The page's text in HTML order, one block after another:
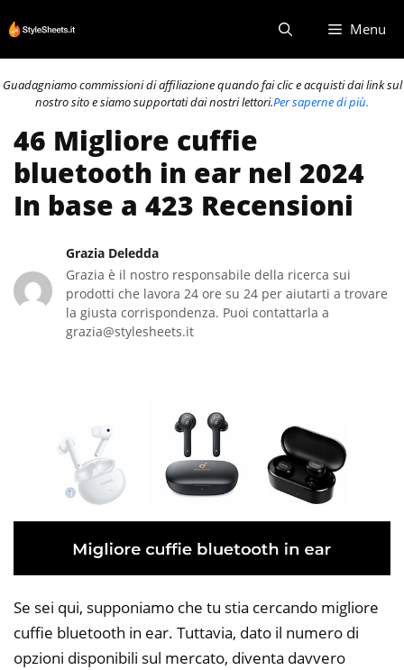
al
contenuto
Menu
Guadagniamo commissioni di affiliazione quando fai clic e acquisti dai link sul
nostro sito e siamo supportati dai nostri lettori.Per saperne di più.
46 Migliore cuffie
bluetooth in ear nel 2024
In base a 423 Recensioni
Grazia Deledda
Grazia è il nostro responsabile della ricerca sui
prodotti che lavora 24 ore su 24 per aiutarti a trovare
la giusta corrispondenza. Puoi contattarla a
grazia@stylesheets.it
Se sei qui, supponiamo che tu stia cercando migliore
cuffie bluetooth in ear. Tuttavia, dato il numero di
opzioni disponibili sul mercato, diventa davvero